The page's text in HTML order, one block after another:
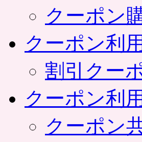
クーポン
クーポン利
割引クー
クーポン利
クーポン